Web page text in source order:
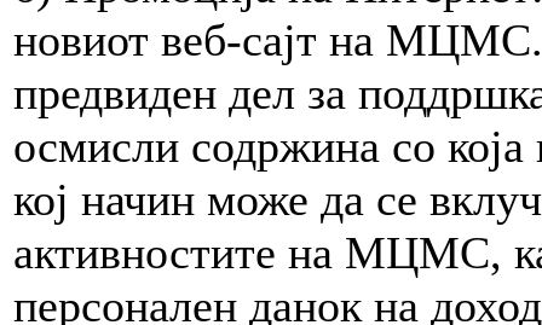
новиот веб-сајт на МЦМС.
предвиден дел за
осмисли содржина со
кој начин може да се
активностите на МЦМС,
персонален данок на